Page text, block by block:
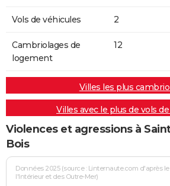
Vols de véhicules 2
Cambriolages de
logement
12
Villes les plus
Villes avec le plus de vols
Violences et agressions à
Bois
Données 2025 (source : Linternaute.com d'après
l'Intérieur et des Outre-Mer)